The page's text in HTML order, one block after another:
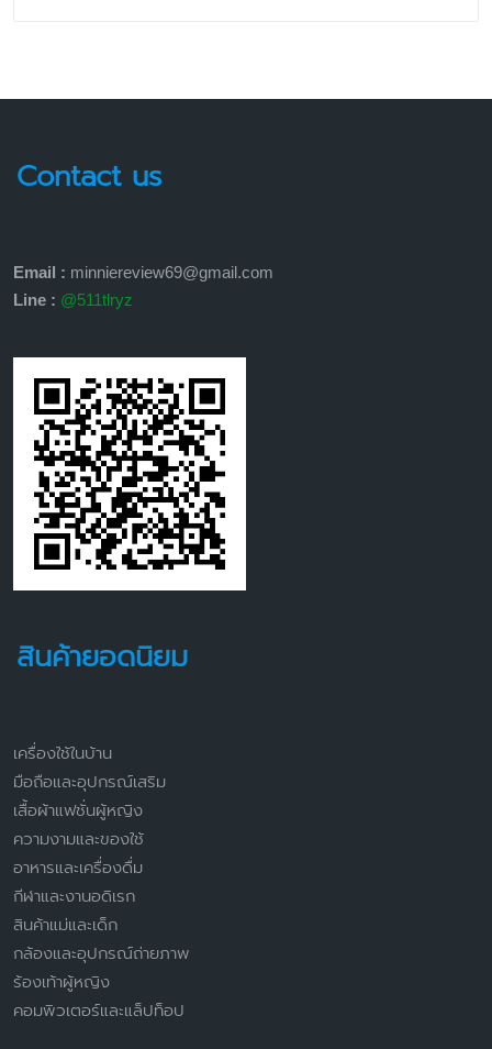
Contact us
Email : minniereview69@gmail.com
Line : @511tlryz
สินค้ายอดนิยม
เครื่องใช้ในบ้าน
มือถือและอุปกรณ์เสริม
เสื้อผ้าแฟชั่นผู้หญิง
ความงามและของใช้
อาหารและเครื่องดื่ม
กีฬาและงานอดิเรก
สินค้าแม่และเด็ก
กล้องและอุปกรณ์ถ่ายภาพ
ร้องเท้าผู้หญิง
คอมพิวเตอร์และแล็ปท็อป